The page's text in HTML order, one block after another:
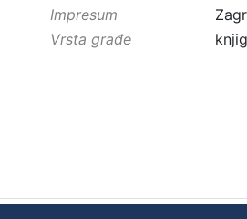
Impresum
Vrsta građe